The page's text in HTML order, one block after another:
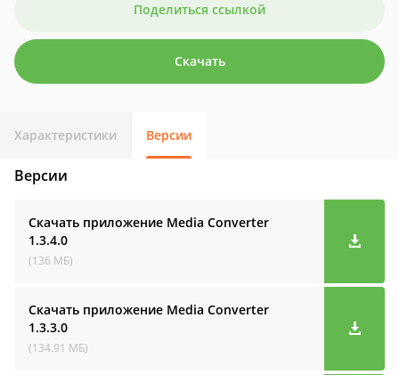
Поделиться ссылкой
Скачать
Характеристики Версии
Версии
Скачать приложение Media Converter
1.3.4.0
(136 МБ)
Скачать приложение Media Converter
1.3.3.0
(134.91 МБ)